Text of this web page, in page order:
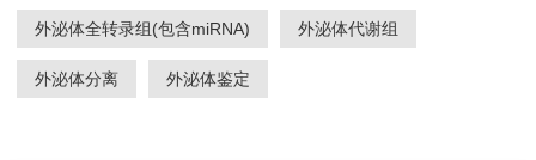
外泌体全转录组(包含miRNA) 外泌体代谢组
外泌体分离 外泌体鉴定